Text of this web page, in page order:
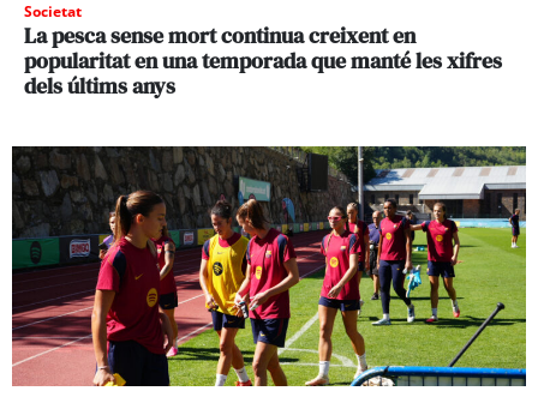
Societat
La pesca sense mort continua creixent en
popularitat en una temporada que manté les xifres
dels últims anys